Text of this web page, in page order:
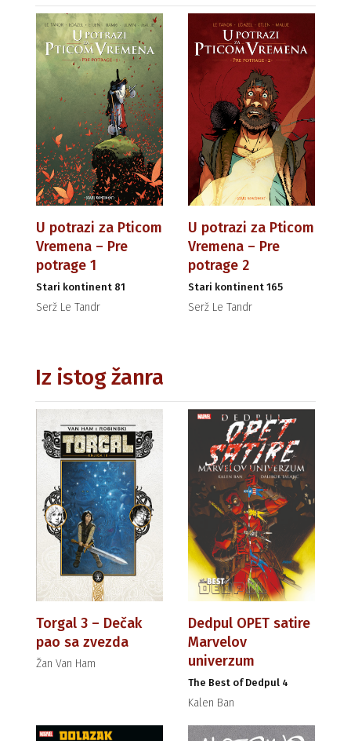
U potrazi za Pticom
Vremena – Pre
potrage 1
Stari kontinent 81
Serž Le Tandr
U potrazi za Pticom
Vremena – Pre
potrage 2
Stari kontinent 165
Serž Le Tandr
Iz istog žanra
Torgal 3 – Dečak
pao sa zvezda
Žan Van Ham
Dedpul OPET satire
Marvelov
univerzum
The Best of Dedpul 4
Kalen Ban